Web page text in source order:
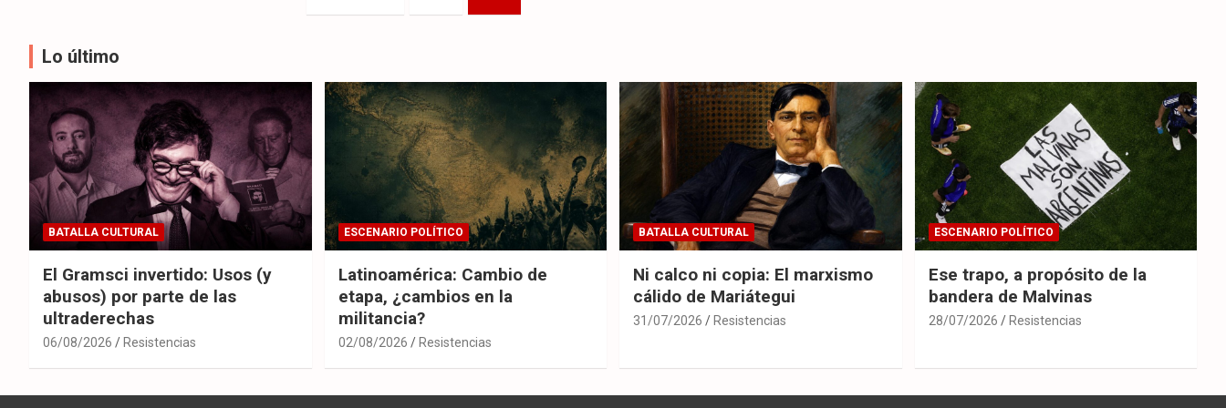
entradas
Lo último
BATALLA CULTURAL
El Gramsci invertido: Usos (y
abusos) por parte de las
ultraderechas
06/08/2026 Resistencias
ESCENARIO POLÍTICO
Latinoamérica: Cambio de
etapa, ¿cambios en la
militancia?
02/08/2026 Resistencias
BATALLA CULTURAL
Ni calco ni copia: El marxismo
cálido de Mariátegui
31/07/2026 Resistencias
ESCENARIO POLÍTICO
Ese trapo, a propósito de la
bandera de Malvinas
28/07/2026 Resistencias